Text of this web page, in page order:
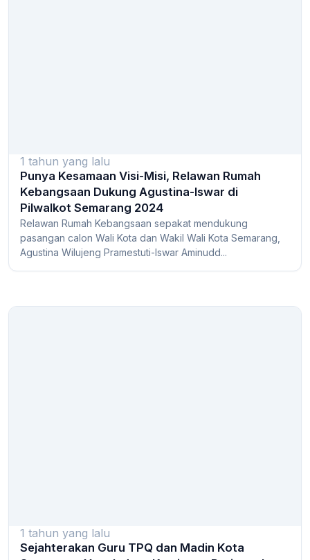
1 tahun yang lalu
Punya Kesamaan Visi-Misi, Relawan Rumah
Kebangsaan Dukung Agustina-Iswar di
Pilwalkot Semarang 2024
Relawan Rumah Kebangsaan sepakat mendukung
pasangan calon Wali Kota dan Wakil Wali Kota Semarang,
Agustina Wilujeng Pramestuti-Iswar Aminudd...
1 tahun yang lalu
Sejahterakan Guru TPQ dan Madin Kota